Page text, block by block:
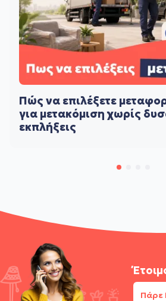
Πώς να επιλέξετε
για μετακόμιση χωρίς
εκπλήξεις
Πάρε